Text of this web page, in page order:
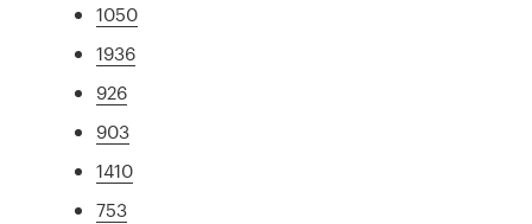
1050
1936
926
903
1410
753